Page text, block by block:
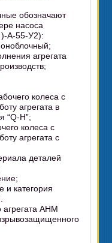
обозначают
насоса
А-55-У2):
агрегата
колеса с
агрегата в
“Q-H”;
колеса с
агрегата с
деталей
и категория
агрегата АНМ